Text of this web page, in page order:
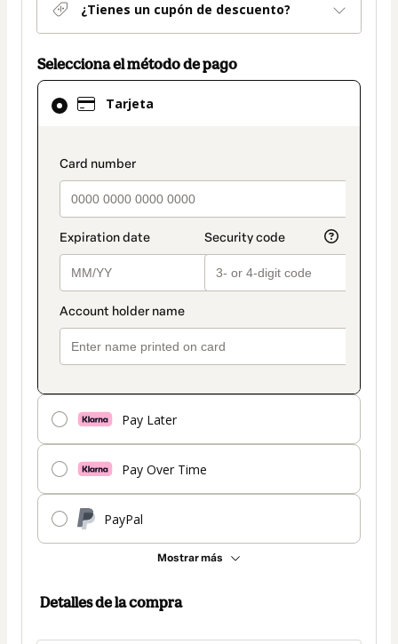
¿Tienes un cupón de descuento?
Selecciona el método de pago
Tarjeta
payment_data.section_title_v2
Pay Later
Pay Over Time
PayPal
Mostrar más
El
método
seleccionado
Tarjeta
Detalles de la compra